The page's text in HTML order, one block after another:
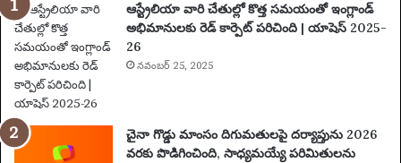
పూ
ర్తి
ప్ర
యా
ణం
,
న
గ
ఆస్ట్రేలియా వారి చేతుల్లో కొత్త సమయంతో ఇంగ్లాండ్
అభిమానులకు రెడ్ కార్పెట్ పరిచింది | యాషెస్ 2025-
26
నవంబర్ 25, 2025
చైనా గొడ్డు మాంసం దిగుమతులపై దర్యాప్తును 2026
వరకు పొడిగించింది, సాధ్యమయ్యే పరిమితులను